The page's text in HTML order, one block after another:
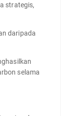
strategis,
daripada
selama